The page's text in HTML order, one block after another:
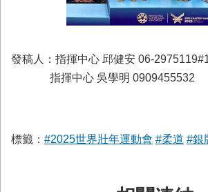
府
回
發稿人：指揮中心 邱健安 06-
指揮中心 吳學明 0909455532
標籤： #2025世界壯年運動會 #柔道 #銀